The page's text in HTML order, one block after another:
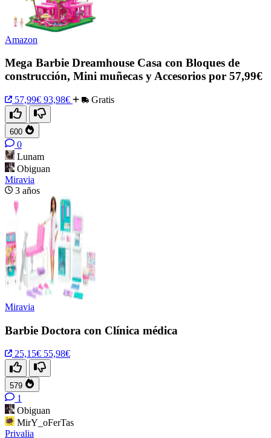
Amazon
Mega Barbie Dreamhouse Casa con Bloques de
construcción, Mini muñecas y Accesorios por 57,99€
57,99€ 93,98€ Gratis
600
0
Lunam
Obiguan
Miravia
3 años
Miravia
Barbie Doctora con Clínica médica
25,15€ 55,98€
579
1
Obiguan
MirY_oFerTas
Privalia